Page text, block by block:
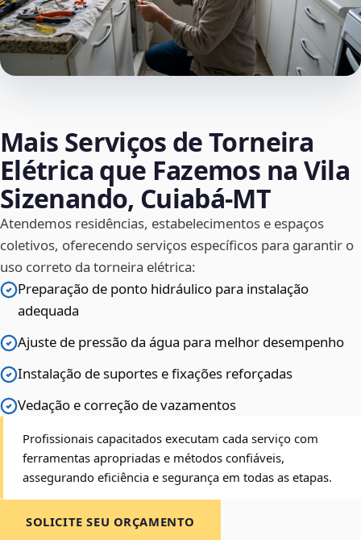
Mais Serviços de Torneira
Elétrica que Fazemos na Vila
Sizenando, Cuiabá‑MT
Atendemos residências, estabelecimentos e espaços
coletivos, oferecendo serviços específicos para garantir o
uso correto da torneira elétrica:
Preparação de ponto hidráulico para instalação
adequada
Ajuste de pressão da água para melhor desempenho
Instalação de suportes e fixações reforçadas
Vedação e correção de vazamentos
Profissionais capacitados executam cada serviço com
ferramentas apropriadas e métodos confiáveis,
assegurando eficiência e segurança em todas as etapas.
SOLICITE SEU ORÇAMENTO